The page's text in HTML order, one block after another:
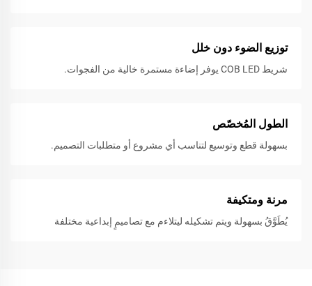
توزيع الضوء دون خلل
شريط COB LED يوفر إضاءة مستمرة خالية من الفجوات.
الطول المُخصّص
بسهولة قطع وتوسيع لتناسب أي مشروع أو متطلبات التصميم.
مرنة ومتكيفة
يُطَوَّقُ بسهولة ويتم تشكيله ليتلاءم مع تصاميمٍ إبداعية مختلفة